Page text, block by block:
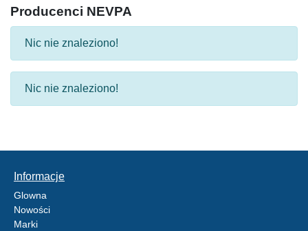
Producenci NEVPA
Nic nie znaleziono!
Nic nie znaleziono!
Informacje
Glowna
Nowości
Marki